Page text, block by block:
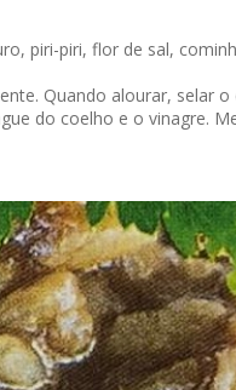
piri-piri, flor de sal,
Quando alourar, selar
do coelho e o vinagre.